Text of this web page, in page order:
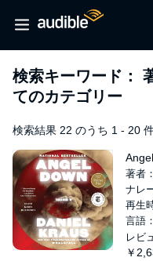
検索キーワード：
てのカテゴリー
検索結果 22 のうち 1 - 20
著者：
ナレ
再生
言語
レビ
￥